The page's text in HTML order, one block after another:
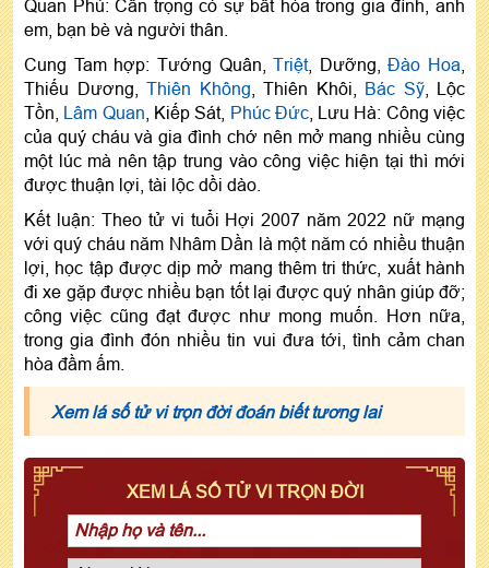
Quan Phù: Cẩn trọng có sự bất hòa trong gia đình, anh
em, bạn bè và người thân.
Cung Tam hợp: Tướng Quân,Triệt, Dưỡng,Đào Hoa
Thiếu Dương, Thiên Không , Thiên Khôi, Bác Sỹ, Lộc
Tồn, Lâm Quan , Kiếp Sát, Phúc Đức, Lưu Hà: Công việc
của quý cháu và gia đình chớ nên mở mang nhiều cùng
một lúc mà nên tập trung vào công việc hiện tại thì mới
được thuận lợi, tài lộc dồi dào.
Kết luận: Theo tử vi tuổi Hợi 2007 năm 2022 nữ mạng
với quý cháu năm Nhâm Dần là một năm có nhiều thuận
lợi, học tập được dịp mở mang thêm tri thức, xuất hành
đi xe gặp được nhiều bạn tốt lại được quý nhân giúp đỡ;
công việc cũng đạt được như mong muốn. Hơn nữa,
trong gia đình đón nhiều tin vui đưa tới, tình cảm chan
hòa đầm ấm.
Xem lá số tử vi trọn đời đoán biết tương lai
XEM LÁ SỐ TỬ VI TRỌN ĐỜI